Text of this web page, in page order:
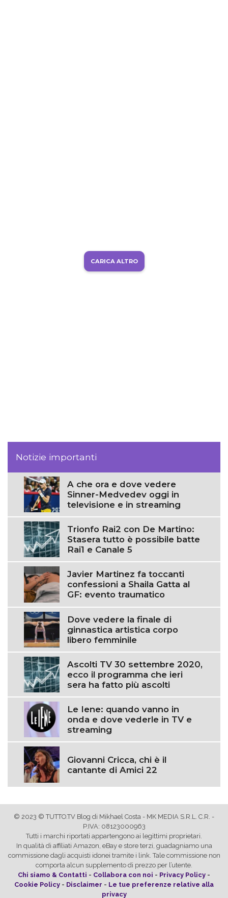
CARICA ALTRO
Notizie importanti
A che ora e dove vedere
Sinner-Medvedev oggi in
televisione e in streaming
Trionfo Rai2 con De Martino:
Stasera tutto è possibile batte
Rai1 e Canale 5
Javier Martinez fa toccanti
confessioni a Shaila Gatta al
GF: evento traumatico
Dove vedere la finale di
ginnastica artistica corpo
libero femminile
Ascolti TV 30 settembre 2020,
ecco il programma che ieri
sera ha fatto più ascolti
Le Iene: quando vanno in
onda e dove vederle in TV e
streaming
Giovanni Cricca, chi è il
cantante di Amici 22
© 2023 © TUTTO.TV Blog di Mikhael Costa - MK MEDIA S.R.L. C.R. -
P.IVA: 08123000963
Tutti i marchi riportati appartengono ai legittimi proprietari.
In qualità di affiliati Amazon, eBay e store terzi, guadagniamo una
commissione dagli acquisti idonei tramite i link. Tale commissione non
comporta alcun supplemento di prezzo per l’utente.
Chi siamo & Contatti - Collabora con noi - Privacy Policy -
Cookie Policy - Disclaimer - Le tue preferenze relative alla
privacy